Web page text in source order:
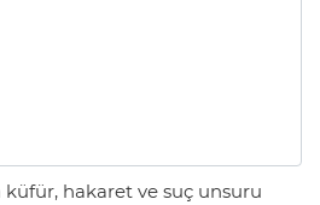
hakaret ve suç unsuru